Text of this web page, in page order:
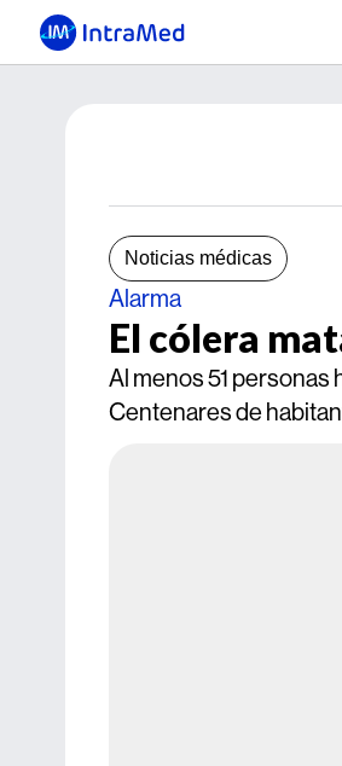
Noticias médicas
Alarma
El cólera
Al menos 51 personas
Centenares de